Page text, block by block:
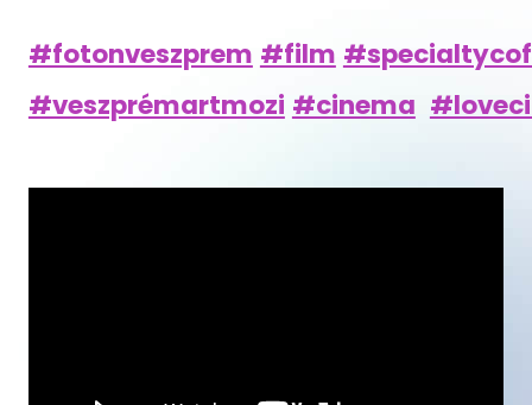
#fotonveszprem #film
#veszprémartmozi #cinema